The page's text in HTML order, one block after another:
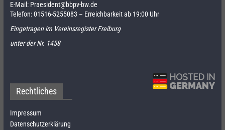
E-Mail: Praesident@bbpv-bw.de
Telefon:01516-5255083 – Erreichbarkeit ab 19:00 Uhr
Eingetragen im Vereinsregister Freiburg
unter der Nr. 1458
Rechtliches
Impressum
Datenschutzerklärung